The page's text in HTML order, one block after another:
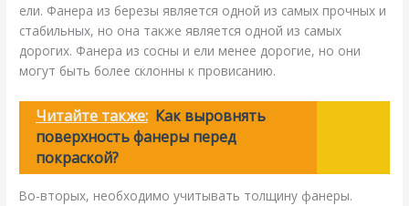
ели. Фанера из березы является одной из самых прочных и
стабильных, но она также является одной из самых
дорогих. Фанера из сосны и ели менее дорогие, но они
могут быть более склонны к провисанию.
Читайте также: Как выровнять
поверхность фанеры перед
покраской?
Во-вторых, необходимо учитывать толщину фанеры.